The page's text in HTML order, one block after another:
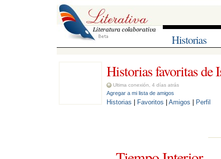
Historias
Historias favoritas de
Ultima conexión, 4 días atrás
Agregar a mi lista de amigos
Historias Favoritos Amigos Perfil